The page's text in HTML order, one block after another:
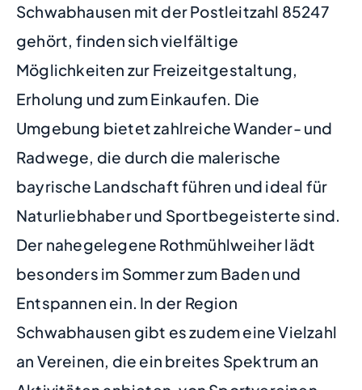
Schwabhausen mit der Postleitzahl 85247
gehört, finden sich vielfältige
Möglichkeiten zur Freizeitgestaltung,
Erholung und zum Einkaufen. Die
Umgebung bietet zahlreiche Wander- und
Radwege, die durch die malerische
bayrische Landschaft führen und ideal für
Naturliebhaber und Sportbegeisterte sind.
Der nahegelegene Rothmühlweiher lädt
besonders im Sommer zum Baden und
Entspannen ein. In der Region
Schwabhausen gibt es zudem eine Vielzahl
an Vereinen, die ein breites Spektrum an